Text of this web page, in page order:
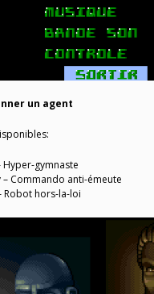
un agent
Hyper-gymnaste
– Commando anti-émeute
Robot hors-la-loi